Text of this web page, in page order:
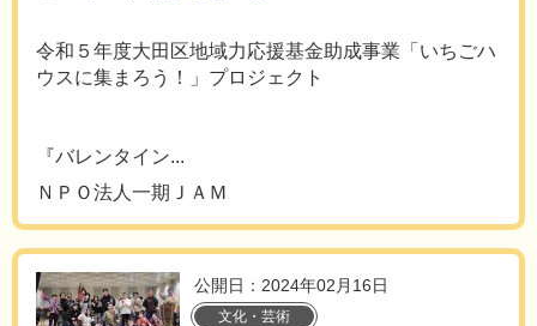
令和５年度大田区地域力応援基金助成事業「いちごハ
ウスに集まろう！」プロジェクト
『バレンタイン...
ＮＰＯ法人一期ＪＡＭ
公開日：2024年02月16日
文化・芸術